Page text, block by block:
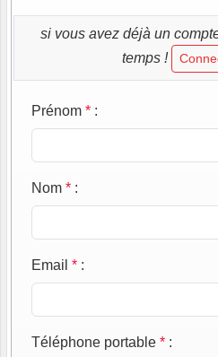
si vous avez déjà un
temps !
Prénom * :
Nom * :
Email * :
Téléphone portable * :